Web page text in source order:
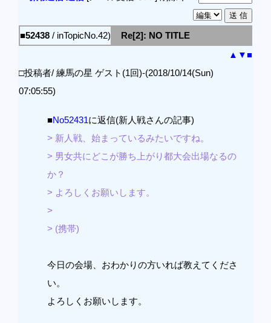
■52438 / inTopicNo.42)
Re[2]: NO TITLE
▲ ▼■
□投稿者/ 練馬の星 ゲスト(1回)-(2018/10/14(Sun)
07:05:55)
■No52431に返信(新人戦さんの記事)
> 新人戦、始まっているみたいですね。
> 男女共にどこが勝ち上がり都大会出場なるの
か？
> よろしくお願いします。
>
> (携帯)
今日の会場、おわかりの方いれば教えてくださ
い。
よろしくお願いします。